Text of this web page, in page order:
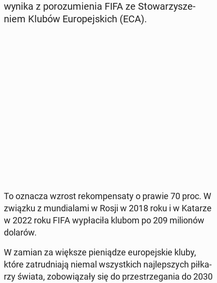
wynika z po­ro­zu­mie­nia FIFA ze Sto­wa­rzy­sze­
niem Klubów Eu­ro­pej­skich (ECA).
To oznacza wzrost re­kom­pen­sa­ty o prawie 70 proc. W
związku z mun­dia­la­mi w Rosji w 2018 roku i w Katarze
w 2022 roku FIFA wy­pła­ci­ła klubom po 209 mi­lio­nów
dolarów.
W zamian za większe pie­nią­dze eu­ro­pej­skie kluby,
które za­trud­nia­ją niemal wszyst­kich naj­lep­szych pił­ka­
rzy świata, zo­bo­wią­za­ły się do prze­strze­ga­nia do 2030